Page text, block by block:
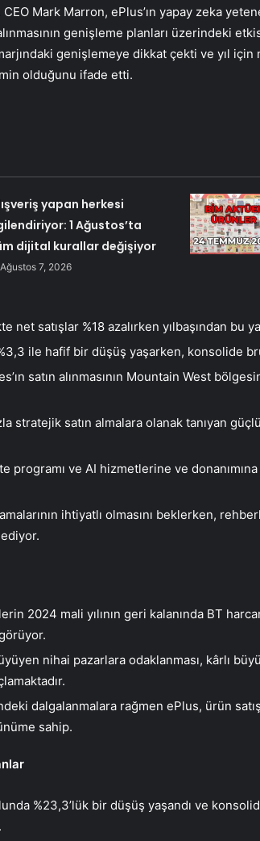
Mark Marron, ePlus’ın yapay zeka
genişleme planları üzerindeki
genişlemeye dikkat çekti ve yıl için
olduğunu ifade etti.
yapan herkesi
1 Ağustos’ta
dijital kurallar değişiyor
Ağustos 7, 2026
net satışlar %18 azalırken yılbaşından bu
ile hafif bir düşüş yaşarken, konsolide
satın alınmasının Mountain West
stratejik satın almalara olanak tanıyan
programı ve AI hizmetlerine ve
ihtiyatlı olmasını beklerken,
2024 mali yılının geri kalanında BT
nihai pazarlara odaklanması, kârlı
dalgalanmalara rağmen ePlus, ürün
sahip.
%23,3’lük bir düşüş yaşandı ve